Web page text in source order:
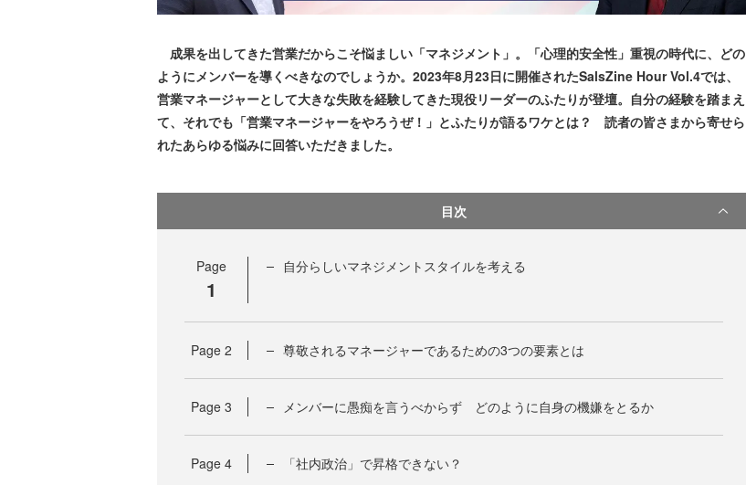
成果を出してきた営業だからこそ悩ましい「マネジメント」。「心理的安全性」重視の時代に、どの
ようにメンバーを導くべきなのでしょうか。2023年8月23日に開催されたSalsZine Hour Vol.4では、
営業マネージャーとして大きな失敗を経験してきた現役リーダーのふたりが登壇。自分の経験を踏まえ
て、それでも「営業マネージャーをやろうぜ！」とふたりが語るワケとは？ 読者の皆さまから寄せら
れたあらゆる悩みに回答いただきました。
目次
Page
1
自分らしいマネジメントスタイルを考える
Page 2 尊敬されるマネージャーであるための3つの要素とは
Page 3 メンバーに愚痴を言うべからず どのように自身の機嫌をとるか
Page 4 「社内政治」で昇格できない？